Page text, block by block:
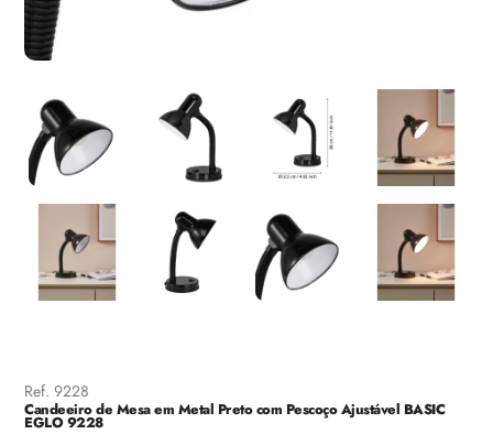
Ref. 9228
Candeeiro de Mesa em Metal Preto com Pescoço Ajustável BASIC
EGLO 9228